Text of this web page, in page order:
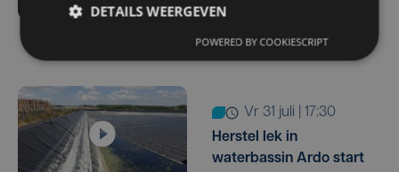
verliezen we tot de helft
vr 31 juli | 17:30
Herstel lek in
waterbassin Ardo start
DETAILS WEERGEVEN
POWERED BY COOKIESCRIPT